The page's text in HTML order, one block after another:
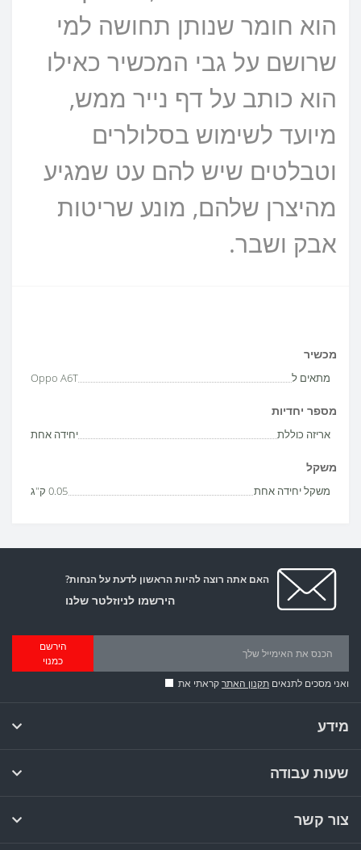
הוא חומר שנותן תחושה למי
שרושם על גבי המכשיר כאילו
הוא כותב על דף נייר ממש,
מיועד לשימוש בסלולרים
וטבלטים שיש להם עט שמגיע
מהיצרן שלהם, מונע שריטות
אבק ושבר.
מכשיר
מתאים ל Oppo A6T
מספר יחדיות
אריזה כוללת יחידה אחת
משקל
משקל יחידה אחת 0.05 ק"ג
האם אתה רוצה להיות הראשון לדעת על הנחות?
הירשמו לניוזלטר שלנו
הירשם
כמנוי
ואני מסכים לתנאים תקנון האתרקראתי את
מידע
שעות עבודה
צור קשר